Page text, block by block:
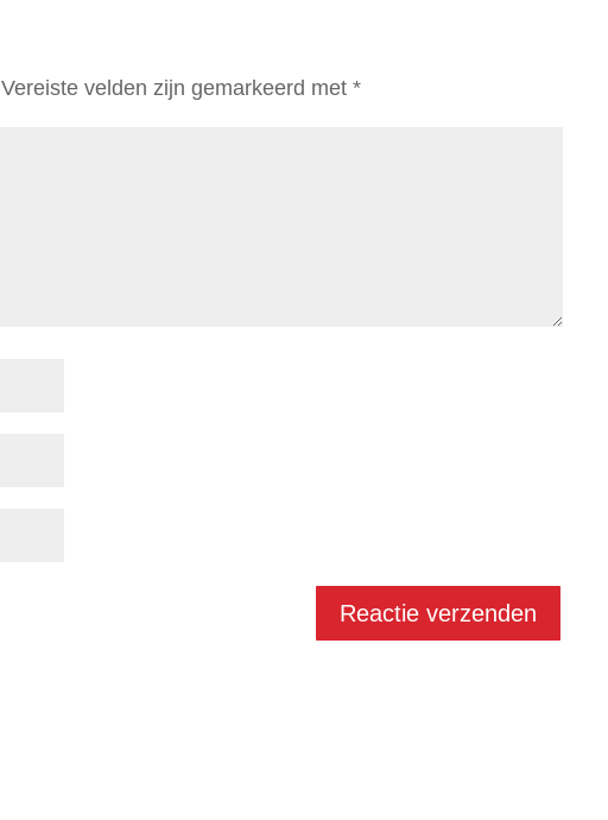
Vereiste velden zijn gemarkeerd met*